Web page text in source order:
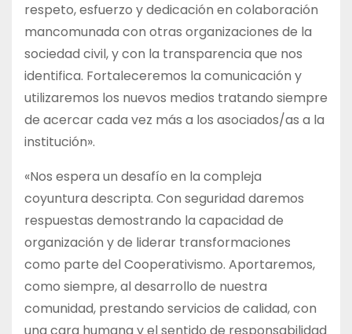
respeto, esfuerzo y dedicación en colaboración
mancomunada con otras organizaciones de la
sociedad civil, y con la transparencia que nos
identifica. Fortaleceremos la comunicación y
utilizaremos los nuevos medios tratando siempre
de acercar cada vez más a los asociados/as a la
institución».
«Nos espera un desafío en la compleja
coyuntura descripta. Con seguridad daremos
respuestas demostrando la capacidad de
organización y de liderar transformaciones
como parte del Cooperativismo. Aportaremos,
como siempre, al desarrollo de nuestra
comunidad, prestando servicios de calidad, con